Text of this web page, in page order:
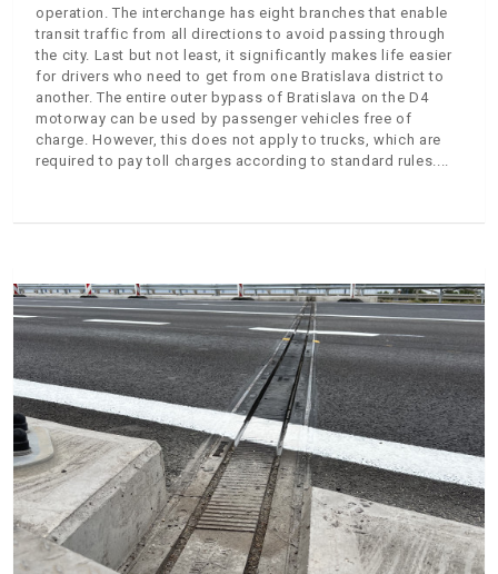
operation. The interchange has eight branches that enable
transit traffic from all directions to avoid passing through
the city. Last but not least, it significantly makes life easier
for drivers who need to get from one Bratislava district to
another. The entire outer bypass of Bratislava on the D4
motorway can be used by passenger vehicles free of
charge. However, this does not apply to trucks, which are
required to pay toll charges according to standard rules.